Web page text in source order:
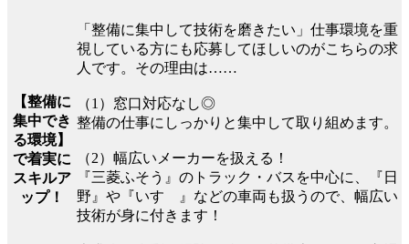
【整備に
集中でき
る環境】
で着実に
スキルア
ップ！
「整備に集中して技術を磨きたい」仕事環境を重
視している方にも応募してほしいのがこちらの求
人です。その理由は……
（1）窓口対応なし◎
整備の仕事にしっかりと集中して取り組めます。
（2）幅広いメーカーを扱える！
『三菱ふそう』のトラック・バスを中心に、『日
野』や『いすゞ』などの車両も扱うので、幅広い
技術が身に付きます！